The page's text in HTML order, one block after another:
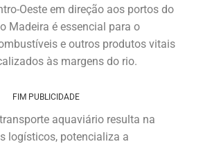
Oeste em direção aos portos do
Madeira é essencial para o
e outros produtos vitais
às margens do rio.
FIM PUBLICIDADE
aquaviário resulta na
logísticos, potencializa a